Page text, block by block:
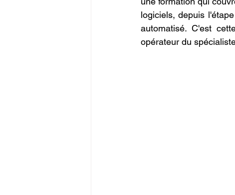
logiciels, depuis
automatisé. C'est
opérateur du